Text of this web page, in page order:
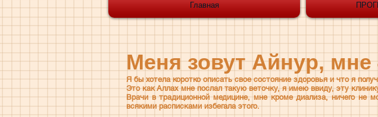
Главная
Меня зовут Айнур, мне
Я бы хотела коротко описать свое состояние здоровья и что я
Это как Аллах мне послал такую веточку, я имею ввиду, эту
Врачи в традиционной медицине, мне кроме диализа, ничего не
всякими расписками избегала этого.